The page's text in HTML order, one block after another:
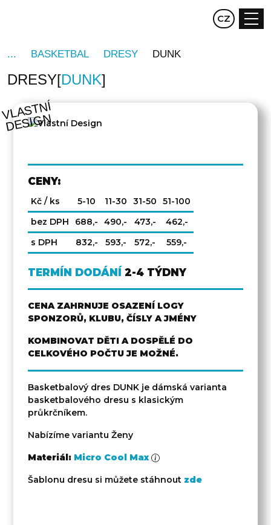
EN DE
CZ
BASKETBAL DRESY DUNK
DRESY DUNK
V
L
A
S
T
NÍ
D
E
SI
G
N
CENY:
Kč / ks 5-10 11-30 31-50
51-100
bez DPH
688,- 490,- 473,-
462,-
s DPH
832,- 593,- 572,- 559,-
TERMÍN DODÁNÍ 2-4 TÝDNY
CENA ZAHRNUJE OSAZENÍ LOGY
SPONZORŮ, KLUBU, ČÍSLY A JMÉNY
KOMBINOVAT DĚTI A DOSPĚLÉ DO
CELKOVÉHO POČTU JE MOŽNÉ.
Basketbalový dres DUNK je dámská varianta
basketbalového dresu s klasickým
průkrčníkem.
Nabízíme variantu Ženy
Materiál: Micro Cool Max
Šablonu dresu si můžete stáhnout zde